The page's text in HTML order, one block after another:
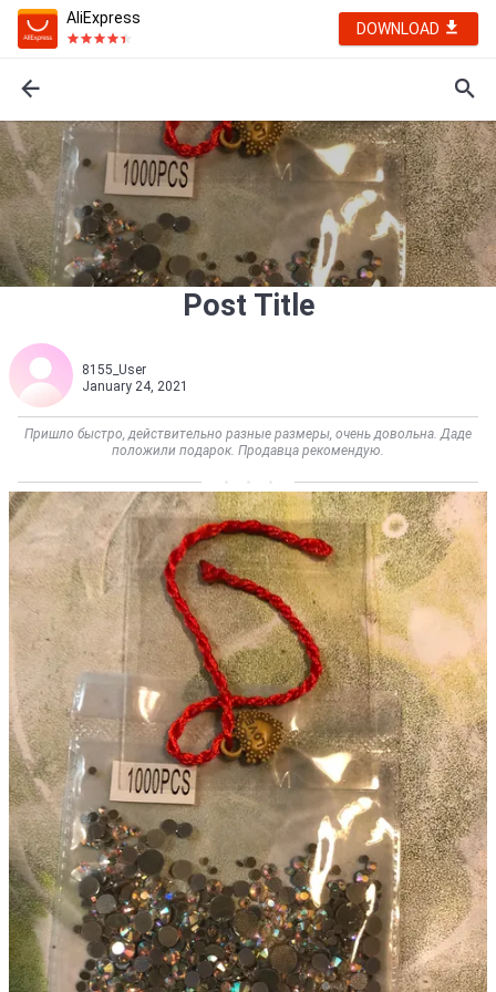
AliExpress
DOWNLOAD
Post Title
8155_User
January 24, 2021
Пришло быстро, действительно разные размеры, очень довольна. Даде
положили подарок. Продавца рекомендую.